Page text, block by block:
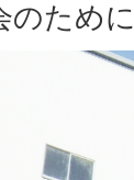
のために